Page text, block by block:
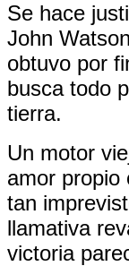
Se hace
John
obtuvo por
busca todo
tierra.
Un motor
amor propio
tan
llamativa
victoria